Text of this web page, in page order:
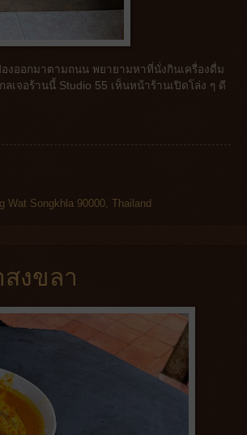
งออกมาตามถนน พยายามหาที่นั่งกินเครื่องดื่ม
เจอร้านนี้ Studio 55 เห็นหน้าร้านเปิดโล่ง ๆ ดี
Wat Songkhla 90000, Thailand
สงขลา